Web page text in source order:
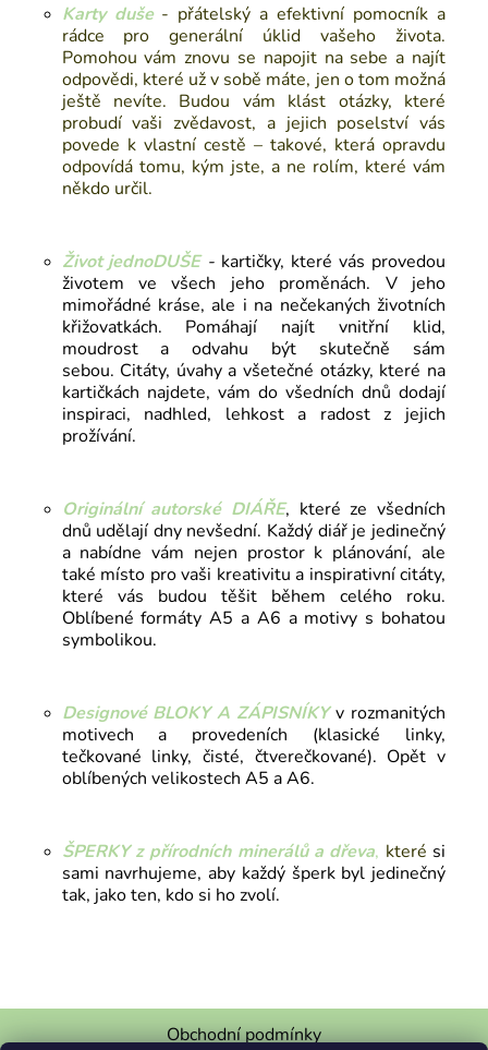
Karty duše - přátelský a efektivní pomocník a
rádce pro generální úklid vašeho života.
Pomohou vám znovu se napojit na sebe a najít
odpovědi, které už v sobě máte, jen o tom možná
ještě nevíte. Budou vám klást otázky, které
probudí vaši zvědavost, a jejich poselství vás
povede k vlastní cestě – takové, která opravdu
odpovídá tomu, kým jste, a ne rolím, které vám
někdo určil.
Život jednoDUŠE - kartičky, které vás provedou
životem ve všech jeho proměnách. V jeho
mimořádné kráse, ale i na nečekaných životních
křižovatkách. Pomáhají najít vnitřní klid,
moudrost a odvahu být skutečně sám
sebou. Citáty, úvahy a všetečné otázky, které na
kartičkách najdete, vám do všedních dnů dodají
inspiraci, nadhled, lehkost a radost z jejich
prožívání.
Originální autorské DIÁŘE, které ze všedních
dnů udělají dny nevšední. Každý diář je jedinečný
a nabídne vám nejen prostor k plánování, ale
také místo pro vaši kreativitu a inspirativní citáty,
které vás budou těšit během celého roku.
Oblíbené formáty A5 a A6 a motivy s bohatou
symbolikou.
Designové BLOKY A ZÁPISNÍKYv rozmanitých
motivech a provedeních (klasické linky,
tečkované linky, čisté, čtverečkované). Opět v
oblíbených velikostech A5 a A6.
ŠPERKY z přírodních minerálů a dřeva, které si
sami navrhujeme, aby každý šperk byl jedinečný
tak, jako ten, kdo si ho zvolí.
Obchodní podmínky